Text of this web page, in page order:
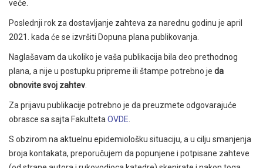
veće.
Poslednji rok za dostavljanje zahteva za narednu godinu je april
2021. kada će se izvršiti Dopuna plana publikovanja.
Naglašavam da ukoliko je vaša publikacija bila deo prethodnog
plana, a nije u postupku pripreme ili štampe potrebno je da
obnovite svoj zahtev
Za prijavu publikacije potrebno je da preuzmete odgovarajuće
obrasce sa sajta Fakulteta OVDE
S obzirom na aktuelnu epidemiološku situaciju, a u cilju smanjenja
broja kontakata, preporučujem da popunjene i potpisane zahteve